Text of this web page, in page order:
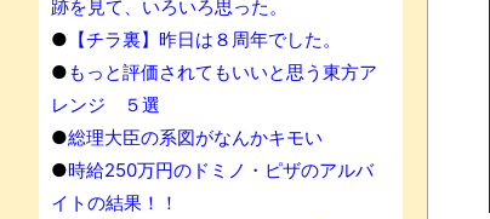
跡を見て、いろいろ思った。
● 【チラ裏】昨日は８周年でした。
●もっと評価されてもいいと思う東方ア
レンジ ５選
●総理大臣の系図がなんかキモい
●時給250万円のドミノ・ピザのアルバ
イトの結果！！